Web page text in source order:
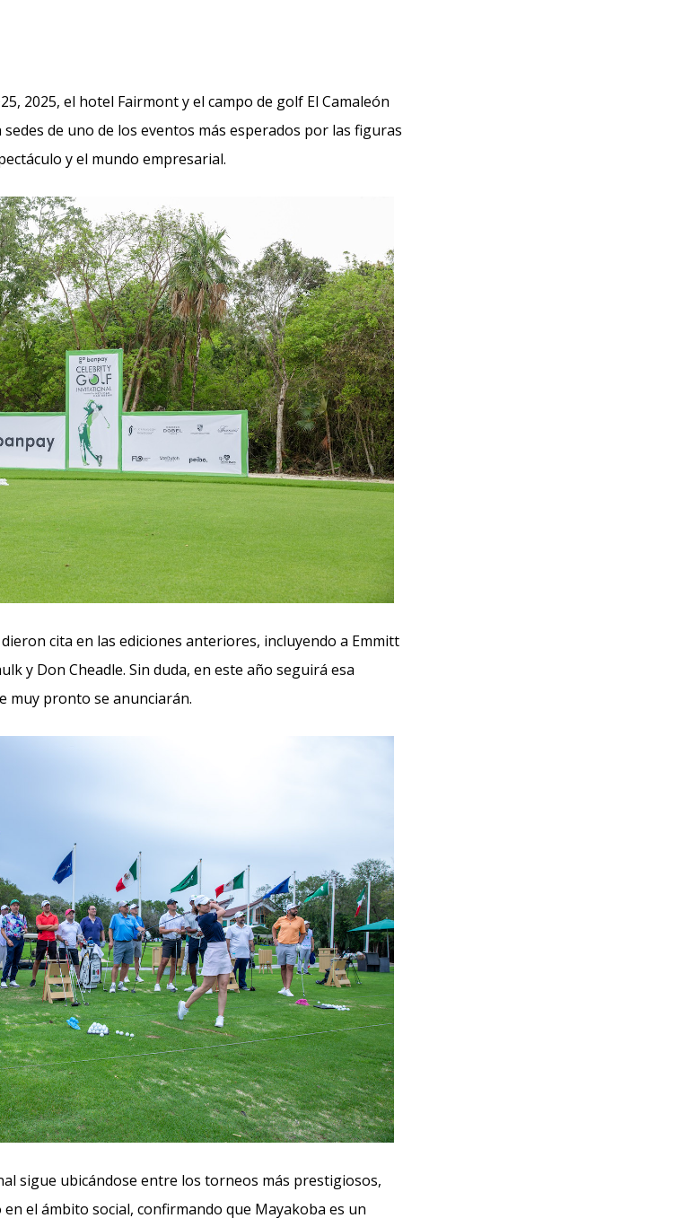
2025, el hotel Fairmont y el campo de golf El Camaleón
de uno de los eventos más esperados por las figuras
y el mundo empresarial.
cita en las ediciones anteriores, incluyendo a Emmitt
y Don Cheadle. Sin duda, en este año seguirá esa
muy pronto se anunciarán.
sigue ubicándose entre los torneos más prestigiosos,
el ámbito social, confirmando que Mayakoba es un